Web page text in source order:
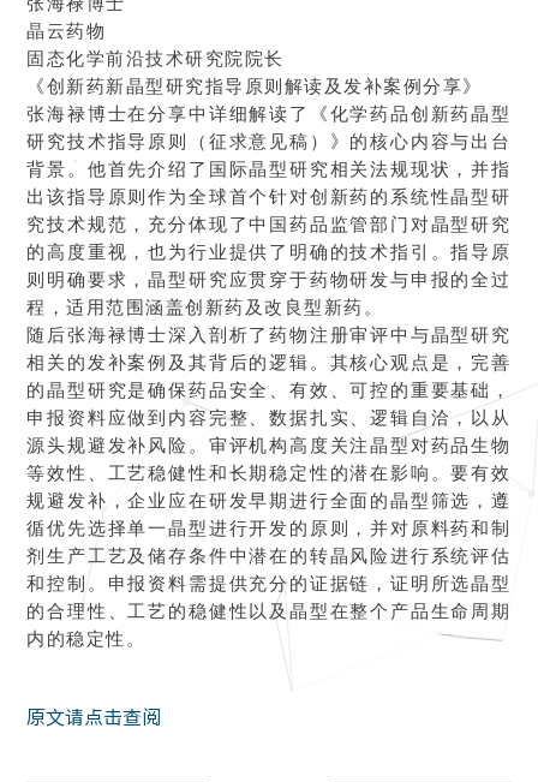
晶云药物
固态化学前沿技术研究院院长
《创新药新晶型研究指导原则解读及发补案例分享》
张海禄博士在分享中详细解读了《化学药品创新药晶型
研究技术指导原则（征求意见稿）》的核心内容与出台
背景。他首先介绍了国际晶型研究相关法规现状，并指
出该指导原则作为全球首个针对创新药的系统性晶型研
究技术规范，充分体现了中国药品监管部门对晶型研究
的高度重视，也为行业提供了明确的技术指引。指导原
则明确要求，晶型研究应贯穿于药物研发与申报的全过
程，适用范围涵盖创新药及改良型新药。
随后张海禄博士深入剖析了药物注册审评中与晶型研究
相关的发补案例及其背后的逻辑。其核心观点是，完善
的晶型研究是确保药品安全、有效、可控的重要基础，
申报资料应做到内容完整、数据扎实、逻辑自洽，以从
源头规避发补风险。审评机构高度关注晶型对药品生物
等效性、工艺稳健性和长期稳定性的潜在影响。要有效
规避发补，企业应在研发早期进行全面的晶型筛选，遵
循优先选择单一晶型进行开发的原则，并对原料药和制
剂生产工艺及储存条件中潜在的转晶风险进行系统评估
和控制。申报资料需提供充分的证据链，证明所选晶型
的合理性、工艺的稳健性以及晶型在整个产品生命周期
内的稳定性。
原文请点击查阅